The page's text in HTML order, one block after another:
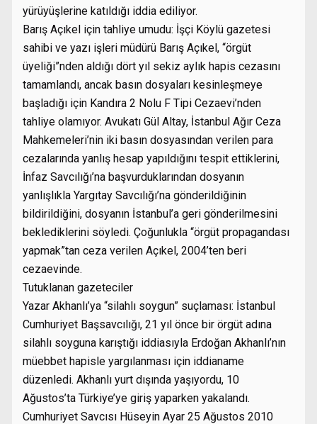
yürüyüşlerine katıldığı iddia ediliyor.
Barış Açıkel için tahliye umudu: İşçi Köylü gazetesi
sahibi ve yazı işleri müdürü Barış Açıkel, “örgüt
üyeliği”nden aldığı dört yıl sekiz aylık hapis cezasını
tamamlandı, ancak basın dosyaları kesinleşmeye
başladığı için Kandıra 2 Nolu F Tipi Cezaevi’nden
tahliye olamıyor. Avukatı Gül Altay, İstanbul Ağır Ceza
Mahkemeleri’nin iki basın dosyasından verilen para
cezalarında yanlış hesap yapıldığını tespit ettiklerini,
İnfaz Savcılığı’na başvurduklarından dosyanın
yanlışlıkla Yargıtay Savcılığı’na gönderildiğinin
bildirildiğini, dosyanın İstanbul’a geri gönderilmesini
beklediklerini söyledi. Çoğunlukla “örgüt propagandası
yapmak”tan ceza verilen Açıkel, 2004’ten beri
cezaevinde.
Tutuklanan gazeteciler
Yazar Akhanlı’ya “silahlı soygun” suçlaması: İstanbul
Cumhuriyet Başsavcılığı, 21 yıl önce bir örgüt adına
silahlı soyguna karıştığı iddiasıyla Erdoğan Akhanlı’nın
müebbet hapisle yargılanması için iddianame
düzenledi. Akhanlı yurt dışında yaşıyordu, 10
Ağustos’ta Türkiye’ye giriş yaparken yakalandı.
Cumhuriyet Savcısı Hüseyin Ayar 25 Ağustos 2010